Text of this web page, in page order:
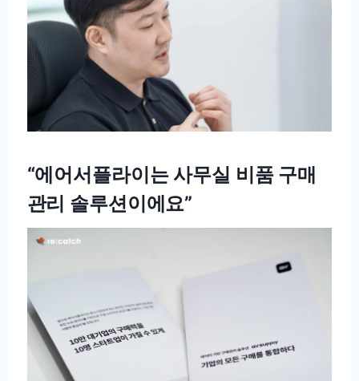
“에어서플라이는 사무실 비품 구매
관리 솔루션이에요”